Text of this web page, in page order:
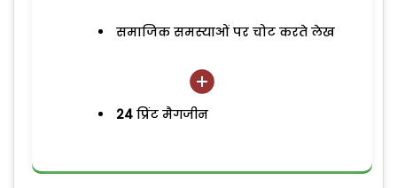
समाजिक समस्याओं पर चोट करते लेख
24प्रिंट मैगजीन